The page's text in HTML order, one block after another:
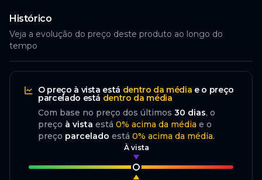
Histórico
Veja a evolução do preço deste produto ao longo do
tempo
O preço à vista está dentro da média e o preço
parcelado está dentro da média
Com base no preço dos últimos 30 dias, o
preço à vista está 0% acima da média e o
preço parcelado está 0% acima da média.
À vista